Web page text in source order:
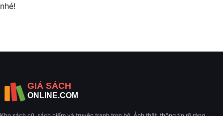
nhé!